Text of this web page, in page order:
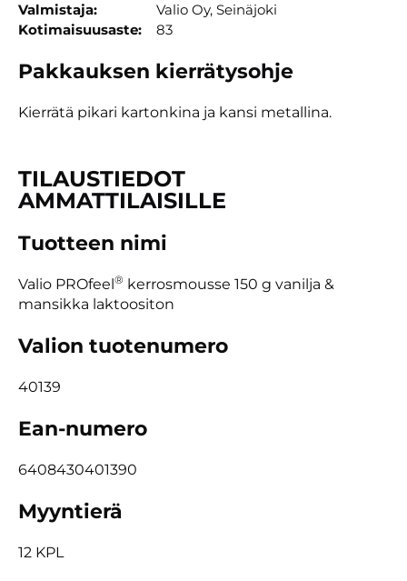
Valmistaja
Valio Oy, Seinäjoki
Kotimaisuusaste
83
Pakkauksen kierrätysohje
Kierrätä pikari kartonkina ja kansi metallina.
TILAUSTIEDOT
AMMATTILAISILLE
Tuotteen nimi
Valio PROfeel® kerrosmousse 150 g vanilja &
mansikka laktoositon
Valion tuotenumero
40139
Ean-numero
6408430401390
Myyntierä
12 KPL